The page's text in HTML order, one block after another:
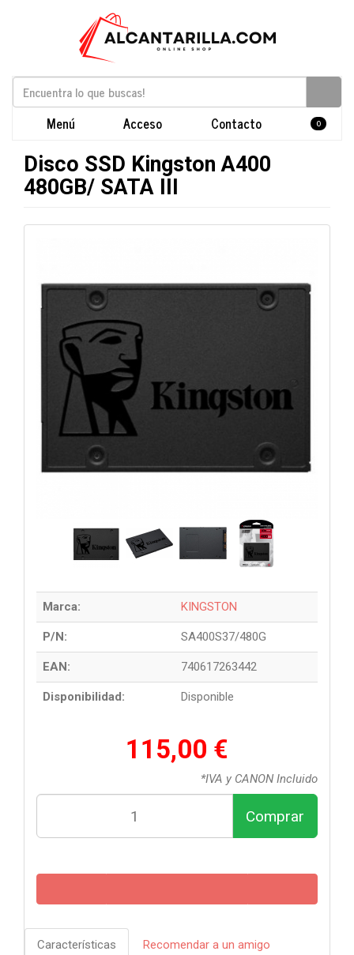
Menú Acceso Contacto 0
Disco SSD Kingston A400
480GB/ SATA III
Marca: KINGSTON
P/N: SA400S37/480G
EAN: 740617263442
Disponibilidad: Disponible
115,00 €
*IVA y CANON Incluido
Comprar
Características Recomendar a un amigo